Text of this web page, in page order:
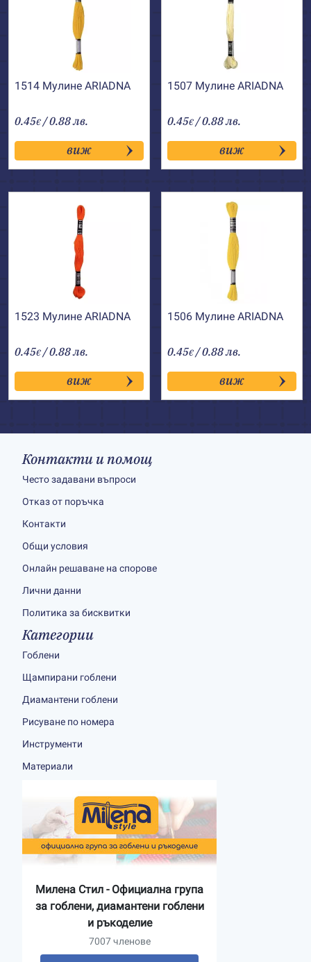
1514 Мулине АRIADNA
0.45€ / 0.88 лв.
виж
1507 Мулине АRIADNA
0.45€ / 0.88 лв.
виж
1523 Мулине АRIADNA
0.45€ / 0.88 лв.
виж
1506 Мулине АRIADNA
0.45€ / 0.88 лв.
виж
Контакти и помощ
Често задавани въпроси
Отказ от поръчка
Контакти
Общи условия
Онлайн решаване на спорове
Лични данни
Политика за бисквитки
Категории
Гоблени
Щампирани гоблени
Диамантени гоблени
Рисуване по номера
Инструменти
Материали
Милена Стил - Официална група
за гоблени, диамантени гоблени
и ръкоделие
7007 членове